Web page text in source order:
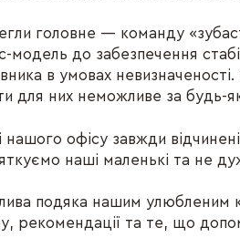
головне — команду
модель до забезпечення
в умовах невизначеності.
для них неможливе за будь-
нашого офісу завжди
наші маленькі та не
подяка нашим улюбленим
рекомендації та те, що